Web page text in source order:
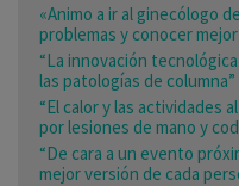
«Animo a ir al ginecólogo
problemas y conocer
“La innovación
las patologías de columna”
“El calor y las actividades
por lesiones de mano y
“De cara a un evento
mejor versión de cada